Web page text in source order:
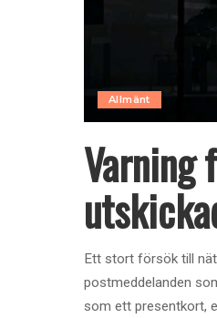
Allmänt
Varning
Ett stort försök till
postmeddelanden
som ett presentkort,